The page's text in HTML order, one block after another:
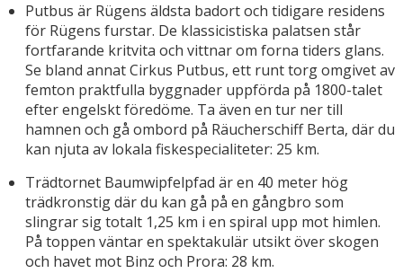
Putbus är Rügens äldsta badort och tidigare residens
för Rügens furstar. De klassicistiska palatsen står
fortfarande kritvita och vittnar om forna tiders glans.
Se bland annat Cirkus Putbus, ett runt torg omgivet av
femton praktfulla byggnader uppförda på 1800-talet
efter engelskt föredöme. Ta även en tur ner till
hamnen och gå ombord på Räucherschiff Berta, där du
kan njuta av lokala fiskespecialiteter: 25 km.
Trädtornet Baumwipfelpfad är en 40 meter hög
trädkronstig där du kan gå på en gångbro som
slingrar sig totalt 1,25 km i en spiral upp mot himlen.
På toppen väntar en spektakulär utsikt över skogen
och havet mot Binz och Prora: 28 km.